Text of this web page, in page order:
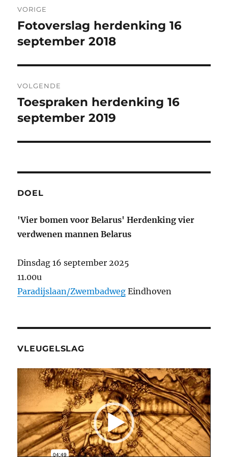
navigatie
VORIGE
Vorig
bericht:
Fotoverslag herdenking 16
september 2018
VOLGENDE
Volgend
bericht:
Toespraken herdenking 16
september 2019
DOEL
'Vier bomen voor Belarus' Herdenking vier
verdwenen mannen Belarus
Dinsdag 16 september 2025
11.00u
Paradijslaan/Zwembadweg Eindhoven
VLEUGELSLAG
Videospeler